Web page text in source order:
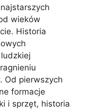
wieków
Historia
Od pierwszych
formacje
i sprzęt, historia